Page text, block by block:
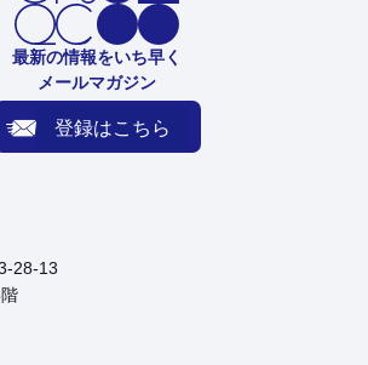
最新の情報をいち早く
メールマガジン
登録はこちら
28-13